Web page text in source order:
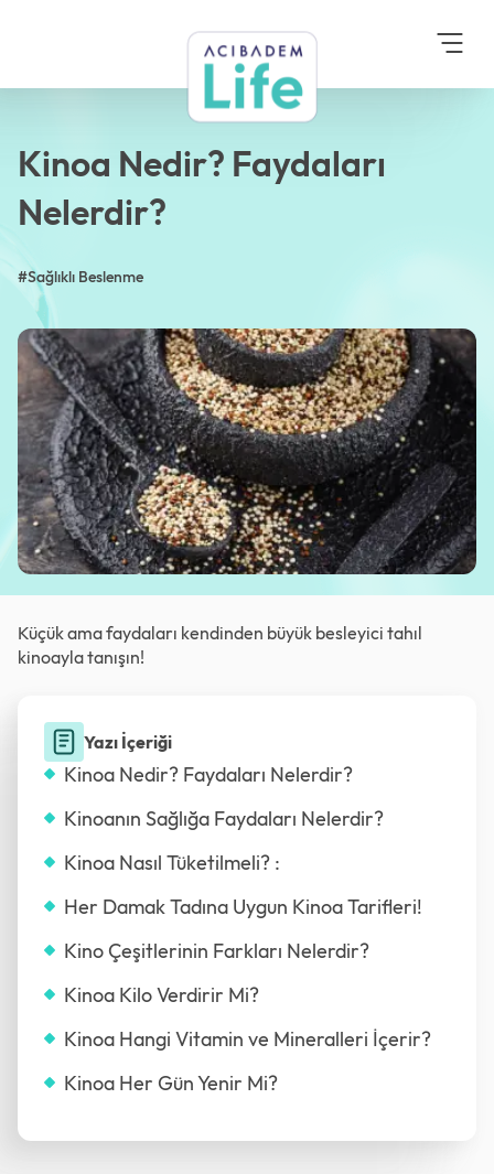
Sağlıklı Beslenme
Nelerdir?
Kinoa Nedir? Faydaları
Nelerdir?
#Sağlıklı Beslenme
Küçük ama faydaları kendinden büyük besleyici tahıl
kinoayla tanışın!
Yazı İçeriği
Kinoa Nedir? Faydaları Nelerdir?
Kinoanın Sağlığa Faydaları Nelerdir?
Kinoa Nasıl Tüketilmeli? :
Her Damak Tadına Uygun Kinoa Tarifleri!
Kino Çeşitlerinin Farkları Nelerdir?
Kinoa Kilo Verdirir Mi?
Kinoa Hangi Vitamin ve Mineralleri İçerir?
Kinoa Her Gün Yenir Mi?